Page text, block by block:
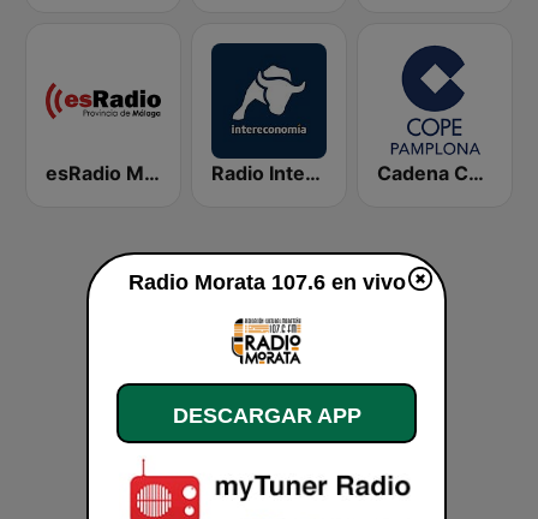
esRadio Malaga Radio Intereconomía Cadena COPE Pamplona
Radio Morata 107.6 en vivo
DESCARGAR APP